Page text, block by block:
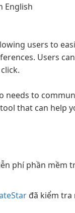
English
users to
Users
to
that can help
phí phần
đã kiểm tra